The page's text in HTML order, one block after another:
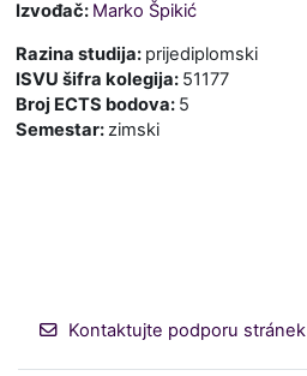
Izvođač: Marko Špikić
Razina studija: prijediplomski
ISVU šifra kolegija: 51177
Broj ECTS bodova: 5
Semestar:zimski
Kontaktujte podporu stránek